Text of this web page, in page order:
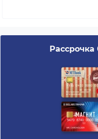
Рассрочка